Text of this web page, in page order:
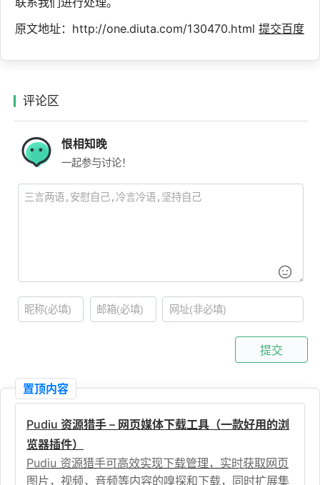
原文地址：http://one.diuta.com/130470.html 提交百度
评论区
恨相知晚
一起参与讨论！
提交
置顶内容
Pudiu 资源猎手 – 网页媒体下载工具（一款好用的浏
览器插件）
Pudiu 资源猎手可高效实现下载管理，实时获取网页
图片，视频，音频等内容的嗅探和下载，同时扩展集